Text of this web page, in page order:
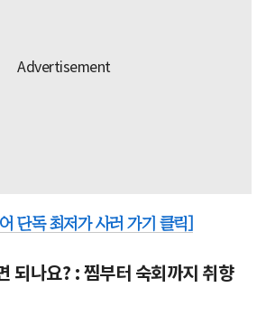
단독 최저가 사러 가기 클릭]
되나요? : 찜부터 숙회까지 취향